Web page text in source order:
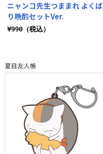
ニャンコ先生つままれ よくば
り晩酌セットVer.
¥990（税込）
夏目友人帳